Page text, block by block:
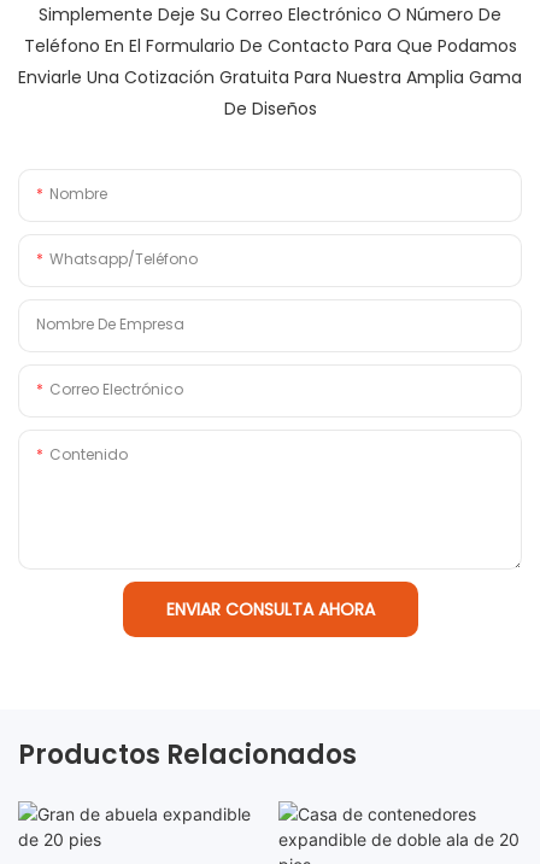
Simplemente Deje Su Correo Electrónico O Número De
Teléfono En El Formulario De Contacto Para Que Podamos
Enviarle Una Cotización Gratuita Para Nuestra Amplia Gama
De Diseños
Nombre
Whatsapp/Teléfono
Nombre De Empresa
Correo Electrónico
Contenido
ENVIAR CONSULTA AHORA
Productos Relacionados